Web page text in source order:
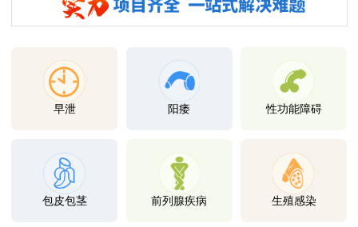
早泄 阳痿 性功能障碍
包皮包茎 前列腺疾病 生殖感染